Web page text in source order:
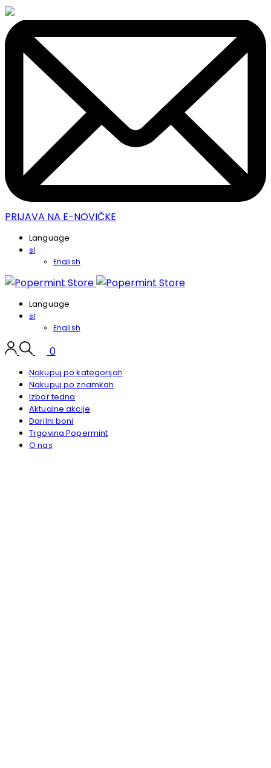
PRIJAVA NA E-NOVIČKE
Language
sl
English
Language
sl
English
0
Nakupuj po kategorijah
Nakupuj po znamkah
Izbor tedna
Aktualne akcije
Darilni boni
Trgovina Popermint
O nas